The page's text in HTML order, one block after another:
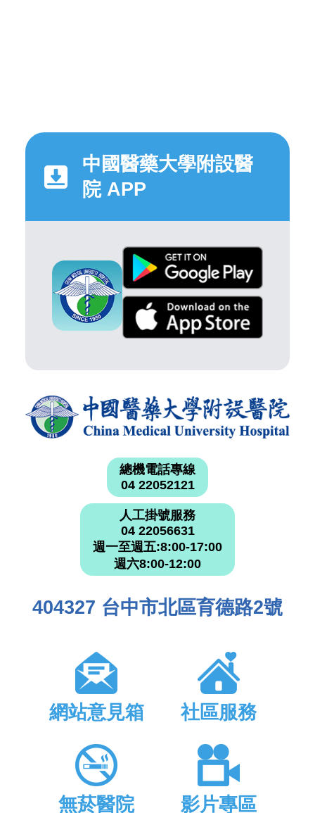
中國醫藥大學附設醫
院 APP
總機電話專線
04 22052121
人工掛號服務
04 22056631
週一至週五:8:00-17:00
週六8:00-12:00
404327 台中市北區育德路2號
網站意見箱 社區服務
無菸醫院 影片專區